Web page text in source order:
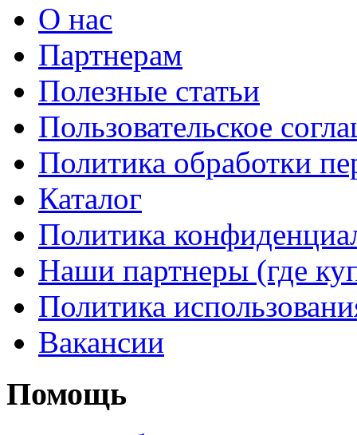
О нас
Партнерам
Полезные статьи
Пользовательское
Политика обработки
Каталог
Политика
Наши партнеры (где
Политика
Вакансии
Помощь